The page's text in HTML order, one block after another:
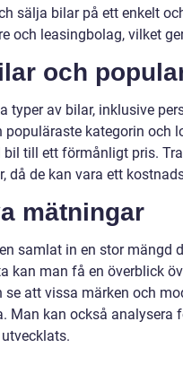
sälja bilar på ett enkelt
och leasingbolag, vilket
och
typer av bilar, inklusive
populäraste kategorin och
till ett förmånligt pris.
då de kan vara ett
mätningar
samlat in en stor
kan man få en överblick
se att vissa märken och
Man kan också